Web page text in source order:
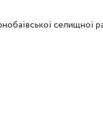
селищної